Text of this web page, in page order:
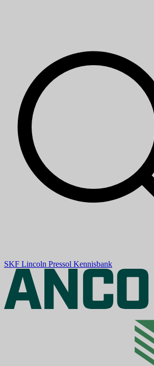
SKF Lincoln Pressol Kennisbank